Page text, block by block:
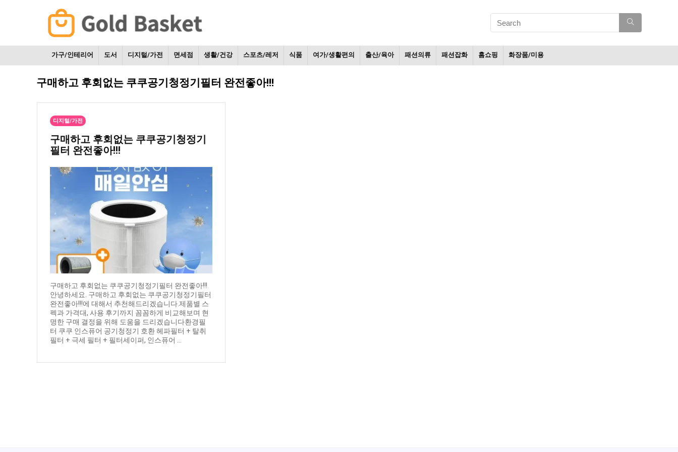
가구/인테리어 도서 디지털/가전 면세점 생활/건강 스포츠/레저 식품 여가/생활편의 출산/육아 패션의류 패션잡화 홈쇼핑 화장품/미용
구매하고 후회없는 쿠쿠공기청정기필터 완전좋아!!!
디지털/가전
구매하고 후회없는 쿠쿠공기청정기
필터 완전좋아!!!
구매하고 후회없는 쿠쿠공기청정기필터 완전좋아!!!
안녕하세요. 구매하고 후회없는 쿠쿠공기청정기필터
완전좋아!!!에 대해서 추천해드리겠습니다.제품별 스
펙과 가격대, 사용 후기까지 꼼꼼하게 비교해보며 현
명한 구매 결정을 위해 도움을 드리겠습니다환경필
터 쿠쿠 인스퓨어 공기청정기 호환 헤파필터 + 탈취
필터 + 극세 필터 + 필터세이퍼, 인스퓨어 ...